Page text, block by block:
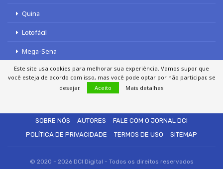
Quina
Lotofácil
Mega-Sena
Tele sena
SOBRE NÓS AUTORES
FALE COM O JORNAL DCI
POLÍTICA DE PRIVACIDADE
TERMOS DE USO SITEMAP
© 2020 - 2026 DCI Digital - Todos os direitos reservados
Este site usa cookies para melhorar sua experiência. Vamos supor que
você esteja de acordo com isso, mas você pode optar por não participar, se
desejar.
Aceito Mais detalhes